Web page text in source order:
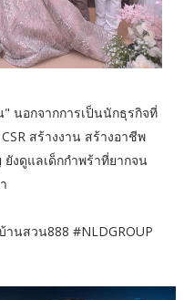
อกจากการเป็นนักธุรกิจที่
สร้างงาน สร้างอาชีพ
งดูแลเด็กกำพร้าที่ยากจน
นสวน888 #NLDGROUP